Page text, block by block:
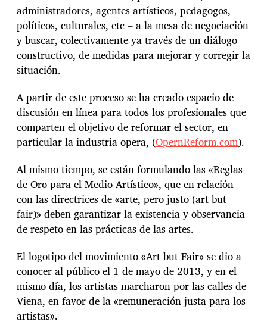
administradores, agentes artísticos, pedagogos,
políticos, culturales, etc – a la mesa de negociación
y buscar, colectivamente ya través de un diálogo
constructivo, de medidas para mejorar y corregir la
situación.
A partir de este proceso se ha creado espacio de
discusión en línea para todos los profesionales que
comparten el objetivo de reformar el sector, en
particular la industria opera, (OpernReform.com).
Al mismo tiempo, se están formulando las «Reglas
de Oro para el Medio Artístico», que en relación
con las directrices de «arte, pero justo (art but
fair)» deben garantizar la existencia y observancia
de respeto en las prácticas de las artes.
El logotipo del movimiento «Art but Fair» se dio a
conocer al público el 1 de mayo de 2013, y en el
mismo día, los artistas marcharon por las calles de
Viena, en favor de la «remuneración justa para los
artistas».